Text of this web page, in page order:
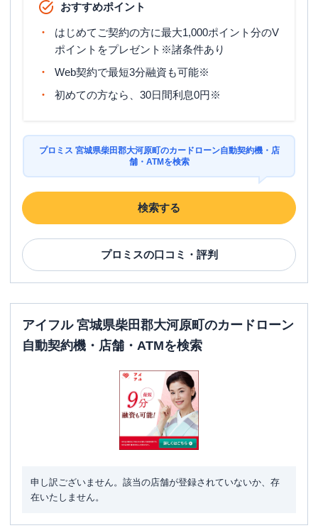
日祝 ：
ATM営業時間
平日：07:00-24:00
07:00-24:00
日祝： 07:00-24:00
住所 宮城県柴田郡大河原町新東２２－２４
おすすめポイント
はじめてご契約の方に最大1,000ポイント分のV
ポイントをプレゼント※諸条件あり
Web契約で最短3分融資も可能※
初めての方なら、30日間利息0円※
プロミス 宮城県柴田郡大河原町のカードローン自動契約機・店
舗・ATMを検索
検索する
プロミスの口コミ・評判
アイフル 宮城県柴田郡大河原町のカードローン
自動契約機・店舗・ATMを検索
申し訳ございません。該当の店舗が登録されていないか、存
在いたしません。